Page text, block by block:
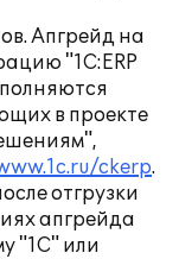
Апгрейд на
"1С:ERP
в проекте
ckerp.
отгрузки
апгрейда
"1С" или